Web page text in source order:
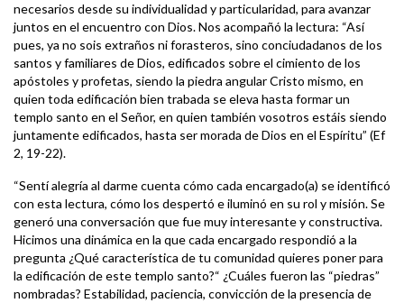
necesarios desde su individualidad y particularidad, para avanzar
juntos en el encuentro con Dios. Nos acompañó la lectura: “Así
pues, ya no sois extraños ni forasteros, sino conciudadanos de los
santos y familiares de Dios, edificados sobre el cimiento de los
apóstoles y profetas, siendo la piedra angular Cristo mismo, en
quien toda edificación bien trabada se eleva hasta formar un
templo santo en el Señor, en quien también vosotros estáis siendo
juntamente edificados, hasta ser morada de Dios en el Espíritu” (Ef
2, 19-22).
“Sentí alegría al darme cuenta cómo cada encargado(a) se identificó
con esta lectura, cómo los despertó e iluminó en su rol y misión. Se
generó una conversación que fue muy interesante y constructiva.
Hicimos una dinámica en la que cada encargado respondió a la
pregunta ¿Qué característica de tu comunidad quieres poner para
la edificación de este templo santo?“ ¿Cuáles fueron las “piedras”
nombradas? Estabilidad, paciencia, convicción de la presencia de